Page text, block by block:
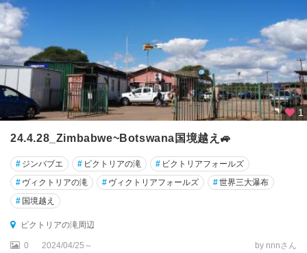
1
24.4.28_Zimbabwe~Botswana国境越え🚙
# ジンバブエ # ビクトリアの滝 # ビクトリアフォールズ
# ヴィクトリアの滝 # ヴィクトリアフォールズ #世界三大瀑布
# 国境越え
ビクトリアの滝周辺
0 2024/04/25～ by nnnさん